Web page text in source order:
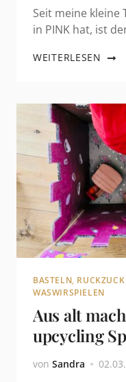
Seit meine kleine
in PINK hat, ist
WEITERLESEN
BASTELN,
WASWIRSPIELEN
Aus alt
upcycling
von Sandra